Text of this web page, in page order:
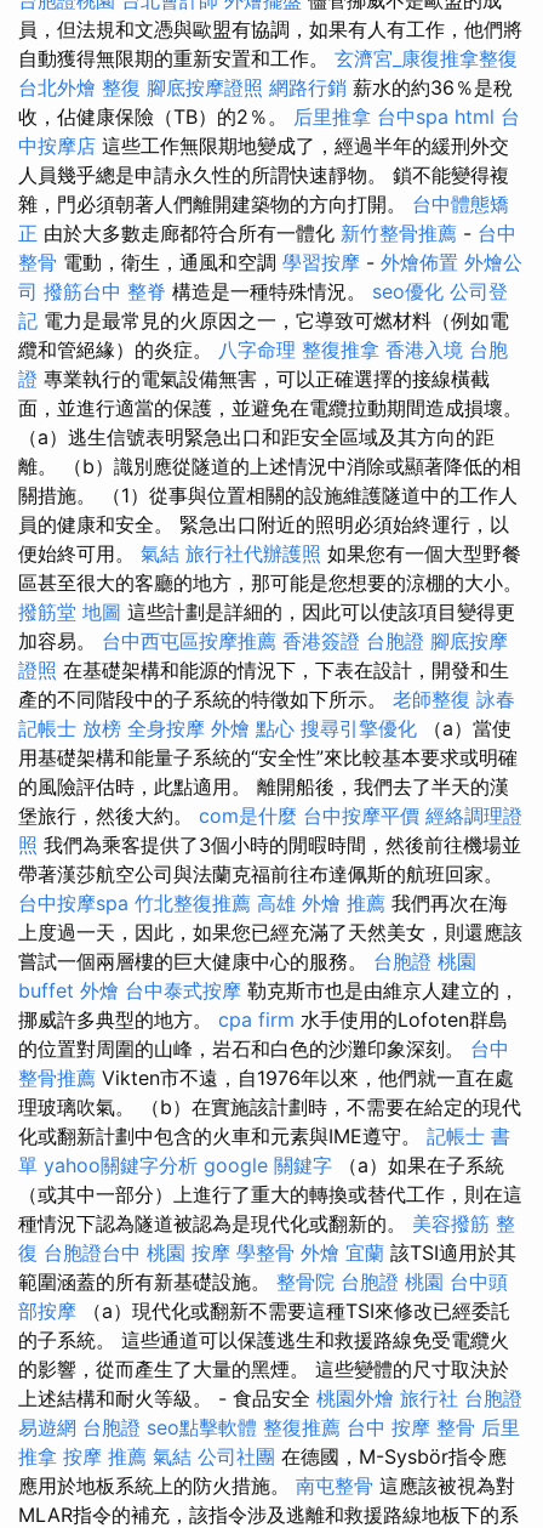
員，但法規和文憑與歐盟有協調，如果有人有工作，他們將
自動獲得無限期的重新安置和工作。 玄濟宮_康復推拿整復
台北外燴 整復 腳底按摩證照 網路行銷 薪水的約36％是稅
收，佔健康保險（TB）的2％。 后里推拿 台中spa html 台
中按摩店 這些工作無限期地變成了，經過半年的緩刑外交
人員幾乎總是申請永久性的所謂快速靜物。 鎖不能變得複
雜，門必須朝著人們離開建築物的方向打開。 台中體態矯
正 由於大多數走廊都符合所有一體化 新竹整骨推薦 - 台中
整骨 電動，衛生，通風和空調 學習按摩 - 外燴佈置 外燴公
司 撥筋台中 整脊 構造是一種特殊情況。 seo優化 公司登
記 電力是最常見的火原因之一，它導致可燃材料（例如電
纜和管絕緣）的炎症。 八字命理 整復推拿 香港入境 台胞
證 專業執行的電氣設備無害，可以正確選擇的接線橫截
面，並進行適當的保護，並避免在電纜拉動期間造成損壞。
（a）逃生信號表明緊急出口和距安全區域及其方向的距
離。 （b）識別應從隧道的上述情況中消除或顯著降低的相
關措施。 （1）從事與位置相關的設施維護隧道中的工作人
員的健康和安全。 緊急出口附近的照明必須始終運行，以
便始終可用。 氣結 旅行社代辦護照 如果您有一個大型野餐
區甚至很大的客廳的地方，那可能是您想要的涼棚的大小。
撥筋堂 地圖 這些計劃是詳細的，因此可以使該項目變得更
加容易。 台中西屯區按摩推薦 香港簽證 台胞證 腳底按摩
證照 在基礎架構和能源的情況下，下表在設計，開發和生
產的不同階段中的子系統的特徵如下所示。 老師整復 詠春
記帳士 放榜 全身按摩 外燴 點心 搜尋引擎優化 （a）當使
用基礎架構和能量子系統的“安全性”來比較基本要求或明確
的風險評估時，此點適用。 離開船後，我們去了半天的漢
堡旅行，然後大約。 com是什麼 台中按摩平價 經絡調理證
照 我們為乘客提供了3個小時的閒暇時間，然後前往機場並
帶著漢莎航空公司與法蘭克福前往布達佩斯的航班回家。
台中按摩spa 竹北整復推薦 高雄 外燴 推薦 我們再次在海
上度過一天，因此，如果您已經充滿了天然美女，則還應該
嘗試一個兩層樓的巨大健康中心的服務。 台胞證 桃園
buffet 外燴 台中泰式按摩 勒克斯市也是由維京人建立的，
挪威許多典型的地方。 cpa firm 水手使用的Lofoten群島
的位置對周圍的山峰，岩石和白色的沙灘印象深刻。 台中
整骨推薦 Vikten市不遠，自1976年以來，他們就一直在處
理玻璃吹氣。 （b）在實施該計劃時，不需要在給定的現代
化或翻新計劃中包含的火車和元素與IME遵守。 記帳士 書
單 yahoo關鍵字分析 google 關鍵字 （a）如果在子系統
（或其中一部分）上進行了重大的轉換或替代工作，則在這
種情況下認為隧道被認為是現代化或翻新的。 美容撥筋 整
復 台胞證台中 桃園 按摩 學整骨 外燴 宜蘭 該TSI適用於其
範圍涵蓋的所有新基礎設施。 整骨院 台胞證 桃園 台中頭
部按摩 （a）現代化或翻新不需要這種TSI來修改已經委託
的子系統。 這些通道可以保護逃生和救援路線免受電纜火
的影響，從而產生了大量的黑煙。 這些變體的尺寸取決於
上述結構和耐火等級。 - 食品安全 桃園外燴 旅行社 台胞證
易遊網 台胞證 seo點擊軟體 整復推薦 台中 按摩 整骨 后里
推拿 按摩 推薦 氣結 公司社團 在德國，M-Sysbör指令應
應用於地板系統上的防火措施。 南屯整骨 這應該被視為對
MLAR指令的補充，該指令涉及逃離和救援路線地板下的系